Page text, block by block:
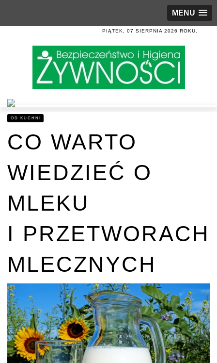
MENU
PIĄTEK, 07 SIERPNIA 2026 ROKU.
OD KUCHNI
CO WARTO
WIEDZIEĆ O
MLEKU
I PRZETWORACH
MLECZNYCH